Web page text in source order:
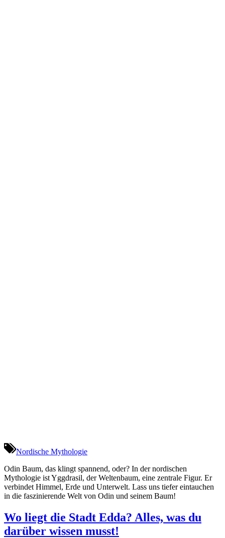
Nordische Mythologie
Odin Baum, das klingt spannend, oder? In der nordischen
Mythologie ist Yggdrasil, der Weltenbaum, eine zentrale Figur. Er
verbindet Himmel, Erde und Unterwelt. Lass uns tiefer eintauchen
in die faszinierende Welt von Odin und seinem Baum!
Wo liegt die Stadt Edda? Alles, was du
darüber wissen musst!